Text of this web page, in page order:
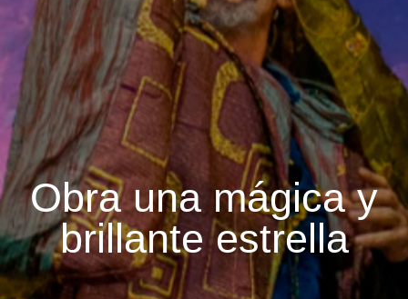
Obra una mágica y
brillante estrella